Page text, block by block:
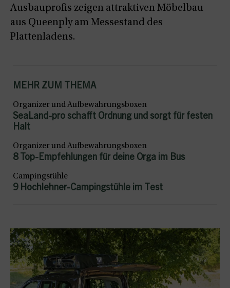
Ausbauprofis zeigen attraktiven Möbelbau
aus Queenply am Messestand des
Plattenladens.
MEHR ZUM THEMA
Organizer und Aufbewahrungsboxen
SeaLand-pro schafft Ordnung und sorgt für festen
Halt
Organizer und Aufbewahrungsboxen
8 Top-Empfehlungen für deine Orga im Bus
Campingstühle
9 Hochlehner-Campingstühle im Test